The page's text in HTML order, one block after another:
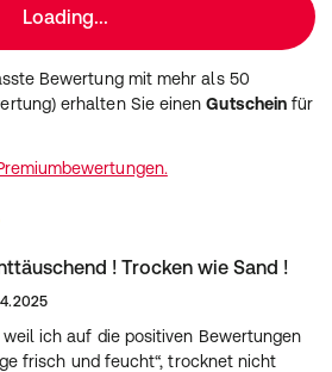
Loading...
Bewertung mit mehr als 50
erhalten Sie einenGutschein für
! Trocken wie Sand !
ich auf die positiven Bewertungen
frisch und feucht“, trocknet nicht